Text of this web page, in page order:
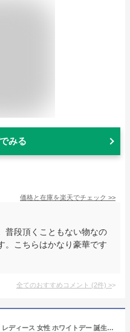
みる
価格と在庫を楽天でチェック >>
普段頂くこともない物なの
。こちらはかなり豪華です
全てのおすすめコメント (2件) >
【祝★楽天1位受賞】ネックレス レディース 女性 ホワイトデー 誕生日プレゼント 妻 プレゼント 嫁 誕生日 彼女 記念日 結婚記念日 金属アレルギー 対応 ギフト 贈り物 ジュエリー アクセサリー ブランド